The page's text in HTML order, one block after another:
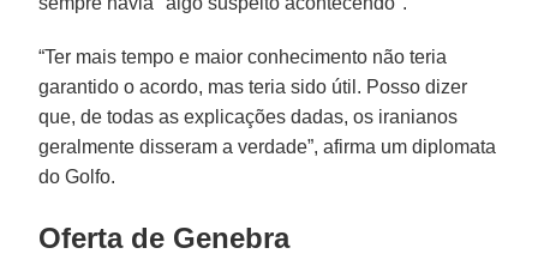
“Ter mais tempo e maior conhecimento não teria
garantido o acordo, mas teria sido útil. Posso dizer
que, de todas as explicações dadas, os iranianos
geralmente disseram a verdade”, afirma um diplomata
do Golfo.
Oferta de Genebra